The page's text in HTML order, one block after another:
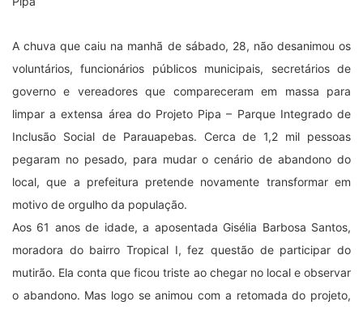
A chuva que caiu na manhã de sábado, 28, não desanimou os
voluntários, funcionários públicos municipais, secretários de
governo e vereadores que compareceram em massa para
limpar a extensa área do Projeto Pipa – Parque Integrado de
Inclusão Social de Parauapebas. Cerca de 1,2 mil pessoas
pegaram no pesado, para mudar o cenário de abandono do
local, que a prefeitura pretende novamente transformar em
motivo de orgulho da população.
Aos 61 anos de idade, a aposentada Gisélia Barbosa Santos,
moradora do bairro Tropical I, fez questão de participar do
mutirão. Ela conta que ficou triste ao chegar no local e observar
o abandono. Mas logo se animou com a retomada do projeto,